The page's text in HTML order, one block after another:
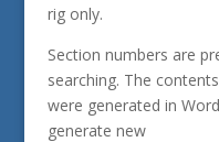
rig only.
Section numbers are
searching. The contents
were generated in
generate new